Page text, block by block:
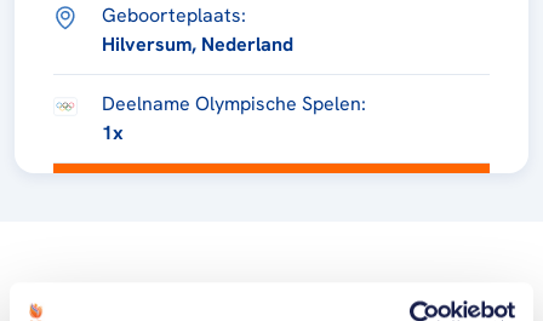
Geboorteplaats:
Hilversum, Nederland
Deelname Olympische Spelen:
1x